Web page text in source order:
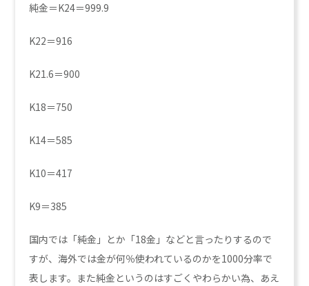
純金＝K24＝999.9
K22＝916
K21.6＝900
K18＝750
K14＝585
K10＝417
K9＝385
国内では「純金」とか「18金」などと言ったりするので
すが、海外では金が何％使われているのかを1000分率で
表します。また純金というのはすごくやわらかい為、あえ